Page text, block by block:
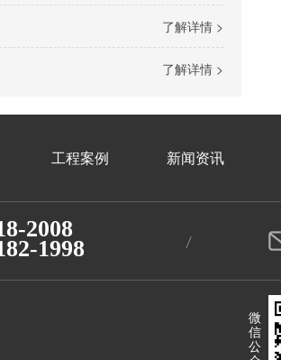
了解详情 >
了解详情 >
工程案例 新闻资讯
2008
1998
微
信
公